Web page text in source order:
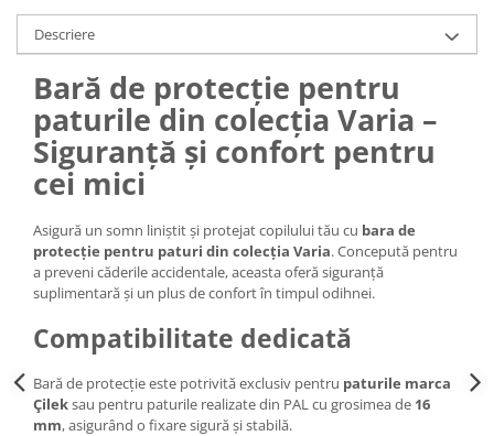
Descriere
Bară de protecție pentru
paturile din colecția Varia –
Siguranță și confort pentru
cei mici
Asigură un somn liniștit și protejat copilului tău cu bara de
protecție pentru paturi din colecția Varia. Concepută pentru
a preveni căderile accidentale, aceasta oferă siguranță
suplimentară și un plus de confort în timpul odihnei.
Compatibilitate dedicată
Bară de protecție este potrivită exclusiv pentru paturile marca
Çileksau pentru paturile realizate din PAL cu grosimea de 16
mm, asigurând o fixare sigură și stabilă.